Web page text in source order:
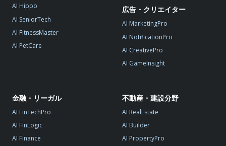
AI Hippo
AI SeniorTech
AI FitnessMaster
AI PetCare
広告・クリエイター
AI MarketingPro
AI NotificationPro
AI CreativePro
AI GameInsight
金融・リーガル
AI FinTechPro
AI FinLogic
AI Finance
不動産・建設分野
AI RealEstate
AI Builder
AI PropertyPro